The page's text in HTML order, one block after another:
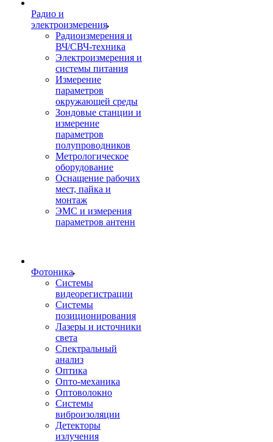
Радио и
электроизмерения
Радиоизмерения и
ВЧ/СВЧ-техника
Электроизмерения и
системы питания
Измерение
параметров
окружающей среды
Зондовые станции и
измерение
параметров
полупроводников
Метрологическое
оборудование
Оснащение рабочих
мест, пайка и
монтаж
ЭМС и измерения
параметров антенн
Фотоника
Cистемы
видеорегистрации
Системы
позиционирования
Лазеры и источники
света
Спектральный
анализ
Оптика
Опто-механика
Оптоволокно
Системы
виброизоляции
Детекторы
излучения